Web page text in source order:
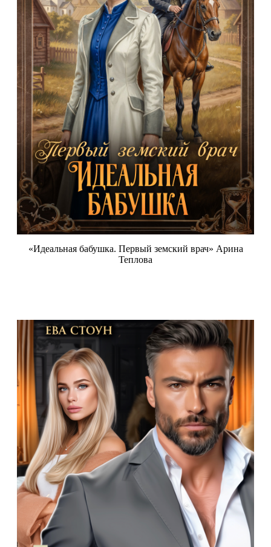
«Идеальная бабушка. Первый земский врач» Арина
Теплова